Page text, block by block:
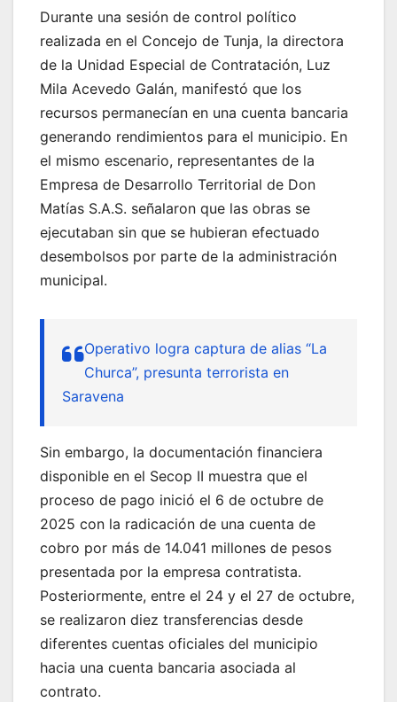
Durante una sesión de control político
realizada en el Concejo de Tunja, la directora
de la Unidad Especial de Contratación, Luz
Mila Acevedo Galán, manifestó que los
recursos permanecían en una cuenta bancaria
generando rendimientos para el municipio. En
el mismo escenario, representantes de la
Empresa de Desarrollo Territorial de Don
Matías S.A.S. señalaron que las obras se
ejecutaban sin que se hubieran efectuado
desembolsos por parte de la administración
municipal.
Operativo logra captura de alias “La
Churca”, presunta terrorista en
Saravena
Sin embargo, la documentación financiera
disponible en el Secop II muestra que el
proceso de pago inició el 6 de octubre de
2025 con la radicación de una cuenta de
cobro por más de 14.041 millones de pesos
presentada por la empresa contratista.
Posteriormente, entre el 24 y el 27 de octubre,
se realizaron diez transferencias desde
diferentes cuentas oficiales del municipio
hacia una cuenta bancaria asociada al
contrato.